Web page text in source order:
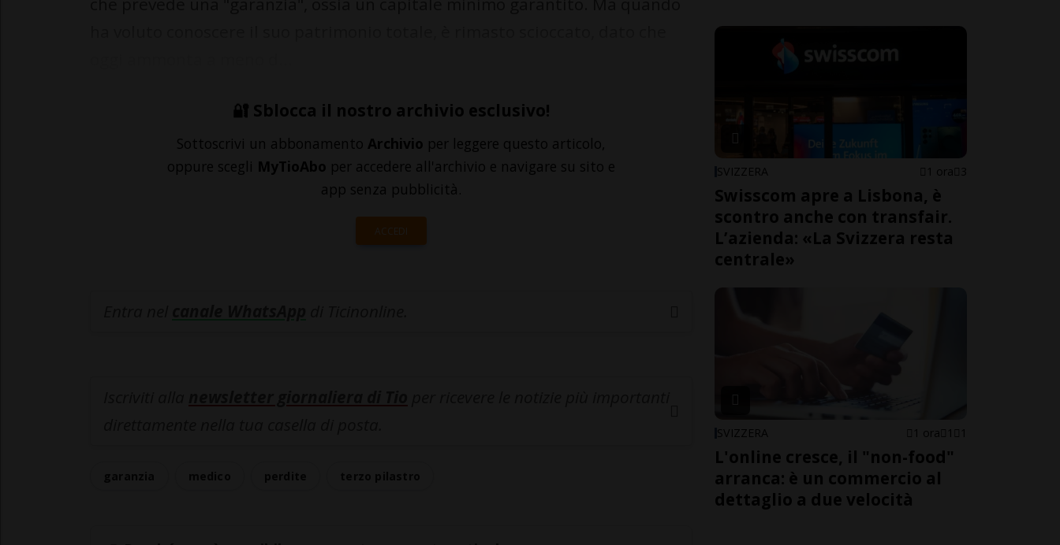
🔐 Sblocca il nostro archivio esclusivo!
Sottoscrivi un abbonamento Archivio per leggere questo articolo,
oppure scegli MyTioAbo per accedere all'archivio e navigare su sito e
app senza pubblicità.
ACCEDI
SVIZZERA 1 ora 3
Swisscom apre a Lisbona, è
scontro anche con transfair.
L’azienda: «La Svizzera resta
centrale»
SVIZZERA 1 ora 1 1
L'online cresce, il "non-food"
arranca: è un commercio al
dettaglio a due velocità